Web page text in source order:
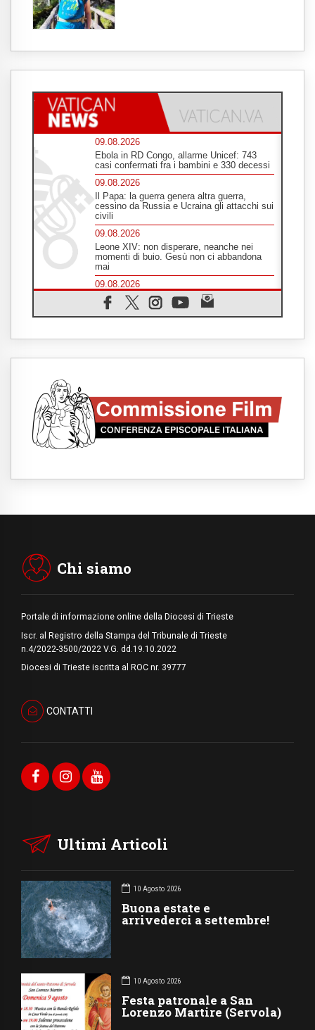
09.08.2026
Ebola in RD Congo, allarme Unicef: 743
casi confermati fra i bambini e 330 decessi
09.08.2026
Il Papa: la guerra genera altra guerra,
cessino da Russia e Ucraina gli attacchi sui
civili
09.08.2026
Leone XIV: non disperare, neanche nei
momenti di buio. Gesù non ci abbandona
mai
09.08.2026
Drammatica escalation del conflitto tra
Russia e Ucraina
Tra Tolkien e Leone, un convegno su
09.08.2026
Indonesia, un dollaro per la costruzione di
219 Chiese
Chi siamo
Portale di informazione online della Diocesi di Trieste
Iscr. al Registro della Stampa del Tribunale di Trieste
n.4/2022-3500/2022 V.G. dd.19.10.2022
Diocesi di Trieste iscritta al ROC nr. 39777
CONTATTI
Ultimi Articoli
10 Agosto 2026
Buona estate e
arrivederci a settembre!
10 Agosto 2026
Festa patronale a San
Lorenzo Martire (Servola)